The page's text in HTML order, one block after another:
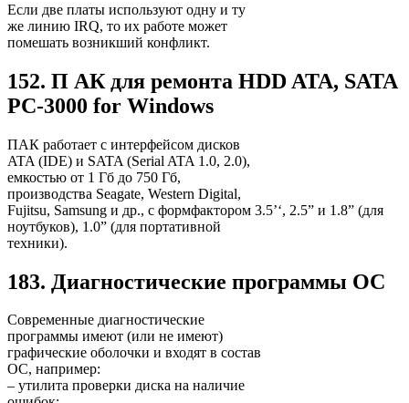
Если две платы используют одну и ту
же линию IRQ, то их работе может
помешать возникший конфликт.
152. П АК для ремонта HDD ATA, SATA
PC-3000 for Windows
ПАК работает с интерфейсом дисков
ATA (IDE) и SATA (Serial ATA 1.0, 2.0),
емкостью от 1 Гб до 750 Гб,
производства Seagate, Western Digital,
Fujitsu, Samsung и др., c формфактором 3.5’‘, 2.5” и 1.8” (для
ноутбуков), 1.0” (для портативной
техники).
183. Диагностические программы OC
Современные диагностические
программы имеют (или не имеют)
графические оболочки и входят в состав
ОС, например:
– утилита проверки диска на наличие